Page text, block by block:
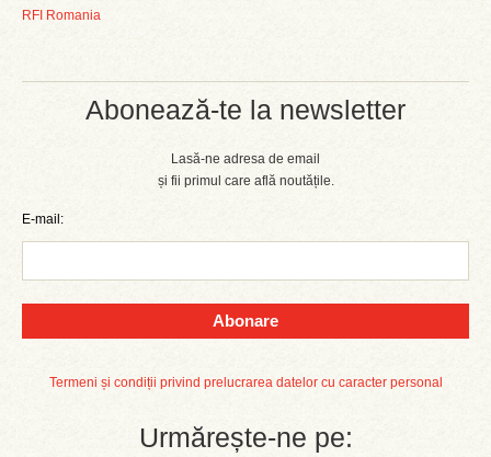
Abonează-te la newsletter
Lasă-ne adresa de email
și fii primul care află noutățile.
E-mail:
Abonare
Termeni și condiții privind prelucrarea datelor cu caracter personal
Urmărește-ne pe:
RFI Romania